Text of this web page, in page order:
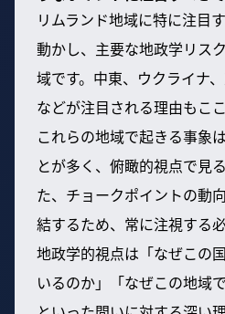
リムランド地域に特に注目
動かし、主要な地政学リス
域です。中東、ウクライナ
などが注目される理由もこ
これらの地域で起きる事象
とが多く、俯瞰的視点で見
た、チョークポイントの動
結するため、常に注視する
地政学的視点は「なぜこの
いるのか」「なぜこの地域